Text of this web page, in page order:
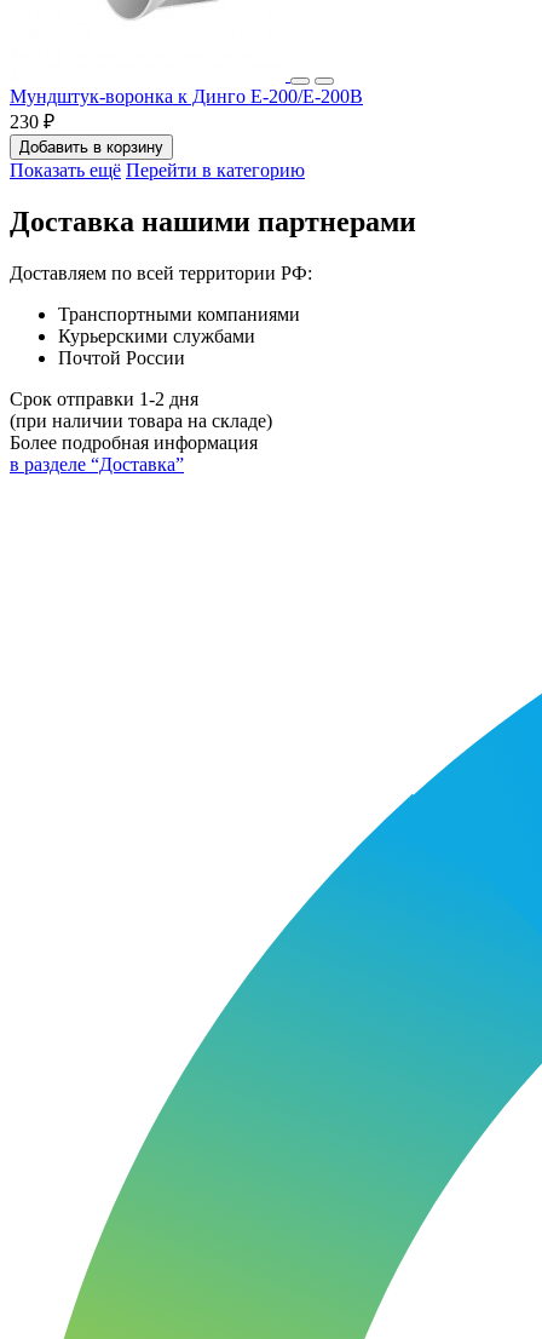
Мундштук-воронка к Динго E-200/E-200B
230 ₽
Добавить в корзину
Показать ещё Перейти в категорию
Доставка нашими партнерами
Доставляем по всей территории РФ:
Транспортными компаниями
Курьерскими службами
Почтой России
Срок отправки 1-2 дня
(при наличии товара на складе)
Более подробная информация
в разделе “Доставка”